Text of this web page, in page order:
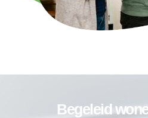
Begeleid